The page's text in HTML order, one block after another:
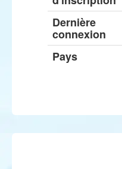
Dernière
connexion
Pays